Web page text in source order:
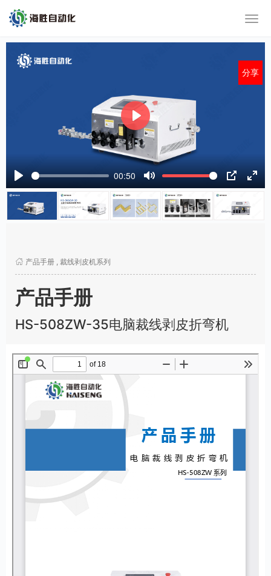
P
00:50
M
u
t
P
I
P
E
u
e
P
l
a
产品手册 , 裁线剥皮机系列
产品手册
HS-508ZW-35电脑裁线剥皮折弯机
分享